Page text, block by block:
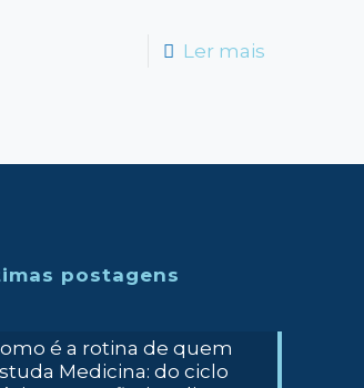
Ler mais-
postagens
é a rotina de quem
Medicina: do ciclo